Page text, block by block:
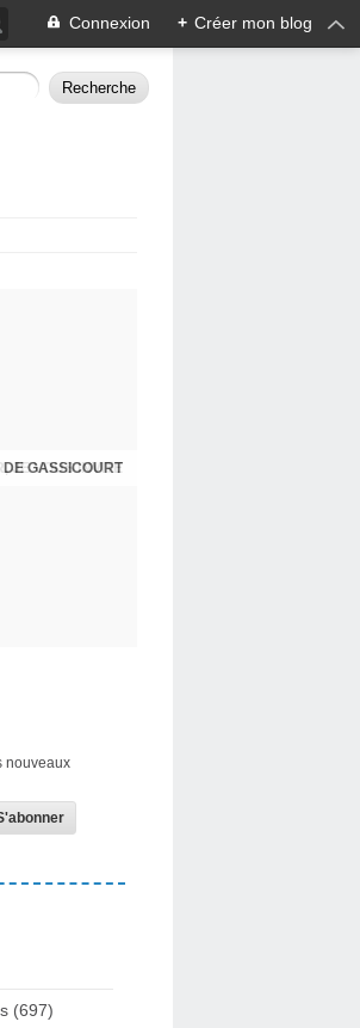
Connexion + Créer mon blog
GASSICOURT
JE VOUS INVITE
nouveaux
(697)